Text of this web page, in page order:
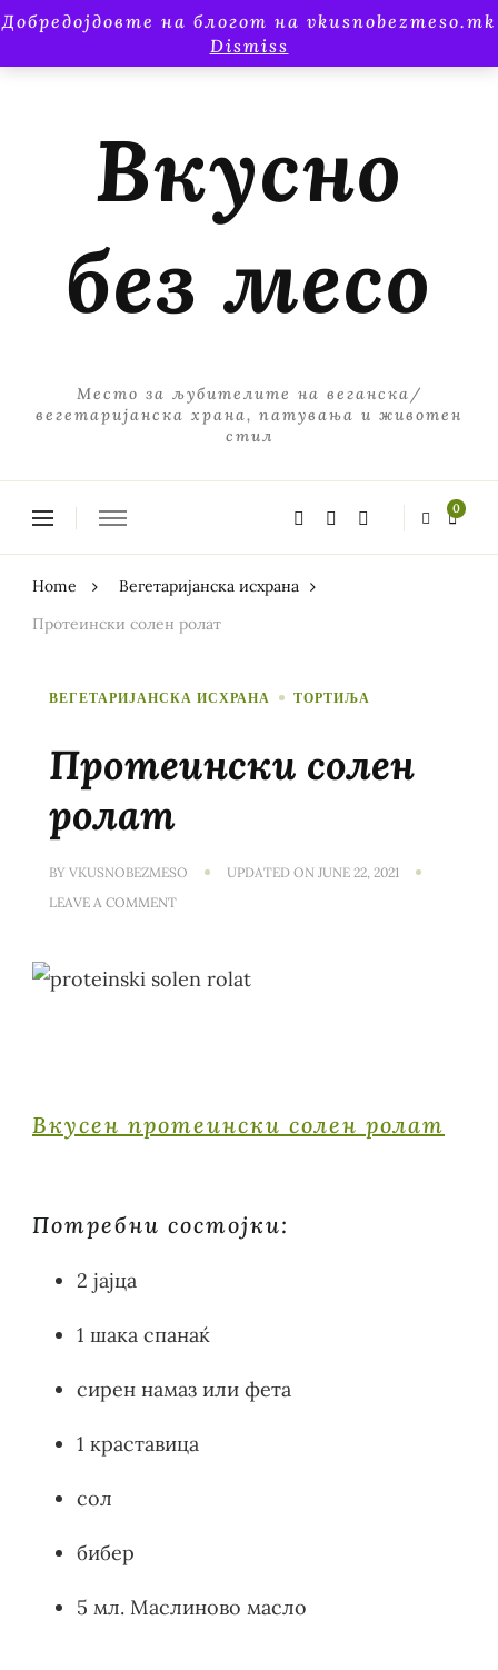
Добредојдовте на блогот на vkusnobezmeso.mk
Dismiss
Вкусно
без месо
Место за љубителите на веганска/
вегетаријанска храна, патувања и животен
стил
0
Home
Вегетаријанска исхрана
Протеински солен ролат
ВЕГЕТАРИЈАНСКА ИСХРАНА ТОРТИЉА
Протеински солен
ролат
BY VKUSNOBEZMESO UPDATED ON JUNE 22, 2021
LEAVE A COMMENTON
Вкусен протеински солен ролат
Потребни состојки:
2 јајца
1 шака спанаќ
сирен намаз или фета
1 краставица
сол
бибер
5 мл. Маслиново масло